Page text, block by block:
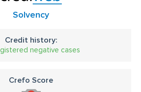
Solvency
Credit history:
negative cases
Crefo Score